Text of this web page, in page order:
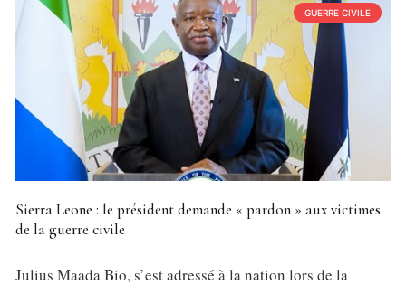
GUERRE CIVILE
Sierra Leone : le président demande « pardon » aux victimes
de la guerre civile
Julius Maada Bio, s’est adressé à la nation lors de la